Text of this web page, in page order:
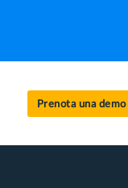
Prenota una demo